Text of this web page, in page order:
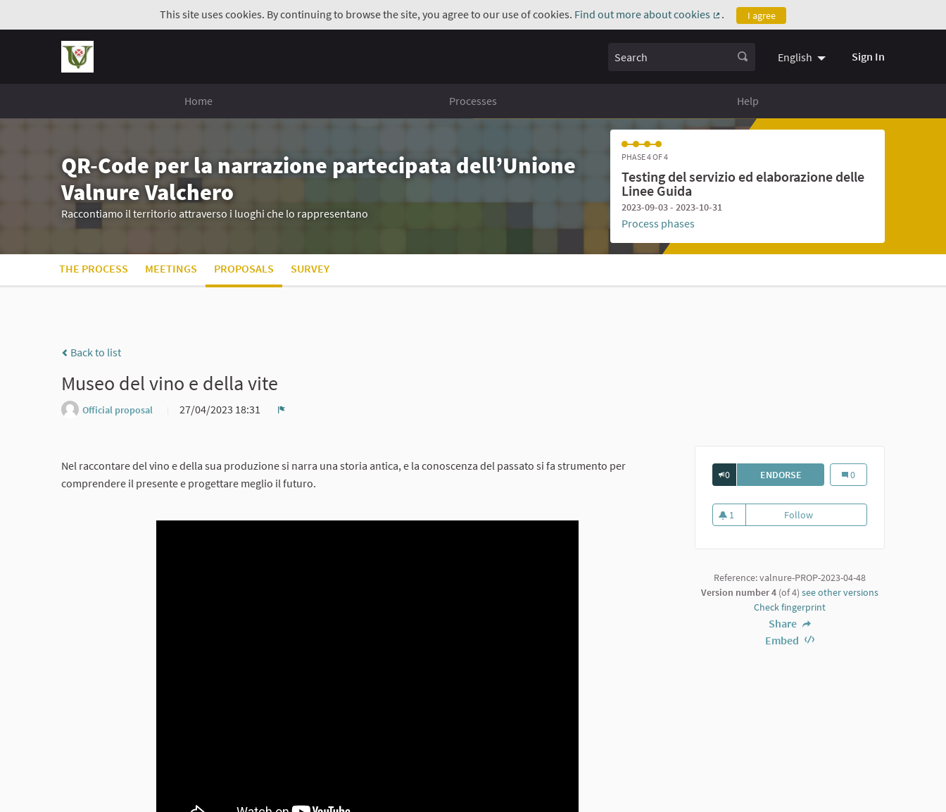
This site uses cookies. By continuing to browse the site, you agree to our use of cookies. Find out more about cookies
(External link)
. I agree
Search English Sign In
Home Processes Help
QR-Code per la narrazione partecipata dell’Unione
Valnure Valchero
Raccontiamo il territorio attraverso i luoghi che lo rappresentano
PHASE 4 OF 4
Testing del servizio ed elaborazione delle
Linee Guida
2023-09-03 - 2023-10-31
Process phases
THE PROCESS MEETINGS PROPOSALS SURVEY
Back to list
Museo del vino e della vite
Official proposal
27/04/2023 18:31
Nel raccontare del vino e della sua produzione si narra una storia antica, e la conoscenza del passato si fa strumento per
comprendere il presente e progettare meglio il futuro.
0 ENDORSE MUSEO DEL VINO E DELLA VITE
Museo del vino e della
0
1
1 follower
FollowMuseo del vino e della vite
Reference: valnure-PROP-2023-04-48
Version number 4 (of 4) see other versions
Check fingerprint
Share
Embed